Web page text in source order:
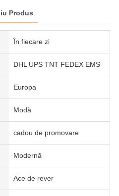
Produs
În fiecare zi
DHL UPS TNT FEDEX EMS
Europa
Modă
cadou de promovare
Modernă
Ace de rever